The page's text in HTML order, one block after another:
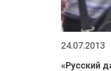
24.07.2013
«Русский